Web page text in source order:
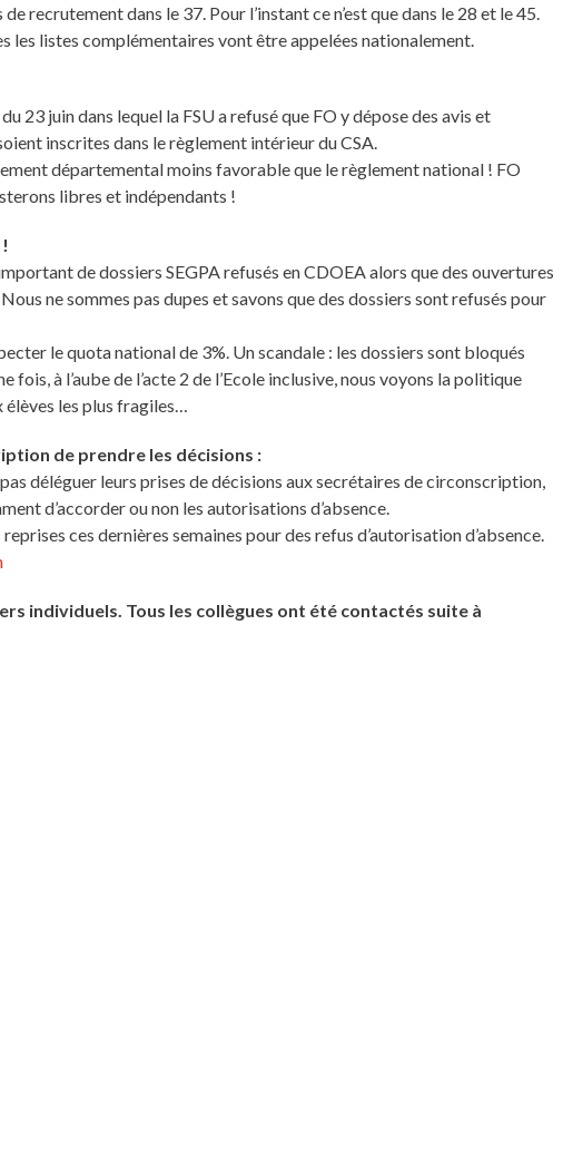
de recrutement dans le 37. Pour l’instant ce n’est que dans le 28 et le 45.
les listes complémentaires vont être appelées nationalement.
23 juin dans lequel la FSU a refusé que FO y dépose des avis et
inscrites dans le règlement intérieur du CSA.
départemental moins favorable que le règlement national ! FO
libres et indépendants !
de dossiers SEGPA refusés en CDOEA alors que des ouvertures
ne sommes pas dupes et savons que des dossiers sont refusés pour
le quota national de 3%. Un scandale : les dossiers sont bloqués
fois, à l’aube de l’acte 2 de l’Ecole inclusive, nous voyons la politique
les plus fragiles…
de prendre les décisions :
déléguer leurs prises de décisions aux secrétaires de circonscription,
d’accorder ou non les autorisations d’absence.
ces dernières semaines pour des refus d’autorisation d’absence.
individuels. Tous les collègues ont été contactés suite à